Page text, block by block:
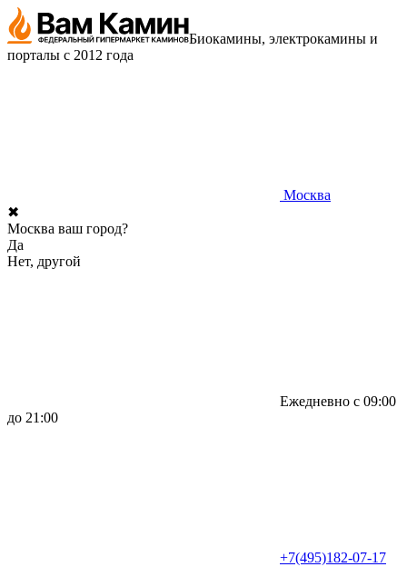
Биокамины, электрокамины и
порталы с 2012 года
Москва
✖
Москва ваш город?
Да
Нет, другой
Ежедневно с 09:00
до 21:00
+7(495)182-07-17